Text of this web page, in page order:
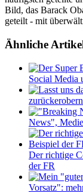
Bild, das Barack
geteilt - mit
Ähnliche
Social Media
News",
Der richtige
der FR
Vorsatz":